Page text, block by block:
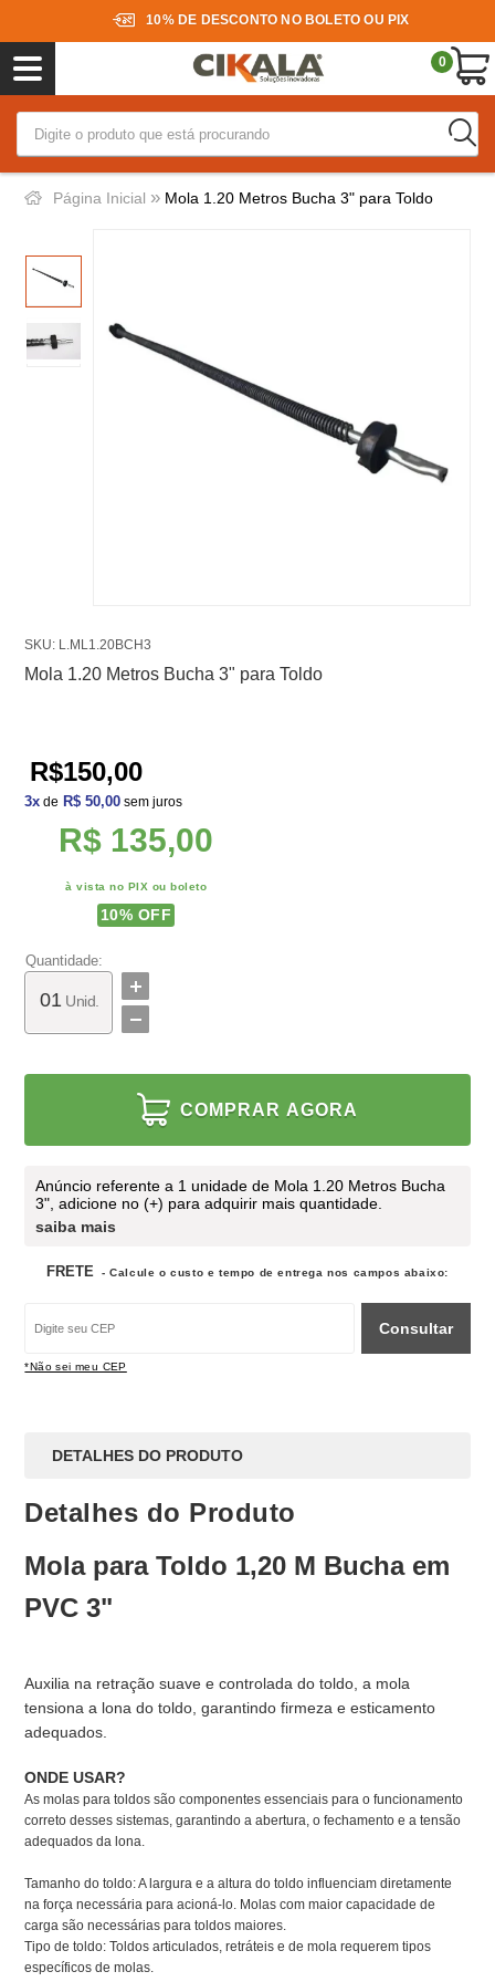
10% DE DESCONTO NO BOLETO OU PIX
0
Página Inicial » Mola 1.20 Metros Bucha 3" para Toldo
SKU: L.ML1.20BCH3
Mola 1.20 Metros Bucha 3" para Toldo
R$150,00
3x de R$ 50,00 sem juros
R$ 135,00
à vista no PIX ou boleto
10% OFF
Quantidade:
Unid.
COMPRAR AGORA
Anúncio referente a 1 unidade de Mola 1.20 Metros Bucha
3", adicione no (+) para adquirir mais quantidade.
saiba mais
FRETE - Calcule o custo e tempo de entrega nos campos abaixo:
Consultar
*Não sei meu CEP
DETALHES DO PRODUTO
Detalhes do Produto
Mola para Toldo 1,20 M Bucha em
PVC 3"
Auxilia na retração suave e controlada do toldo, a mola
tensiona a lona do toldo, garantindo firmeza e esticamento
adequados.
ONDE USAR?
As molas para toldos são componentes essenciais para o funcionamento
correto desses sistemas, garantindo a abertura, o fechamento e a tensão
adequados da lona.
Tamanho do toldo: A largura e a altura do toldo influenciam diretamente
na força necessária para acioná-lo. Molas com maior capacidade de
carga são necessárias para toldos maiores.
Tipo de toldo: Toldos articulados, retráteis e de mola requerem tipos
específicos de molas.